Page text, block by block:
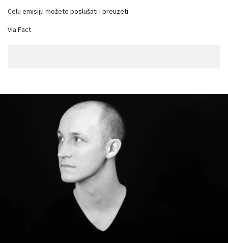
Celu emisiju možete poslušati i preuzeti.
Via Fact